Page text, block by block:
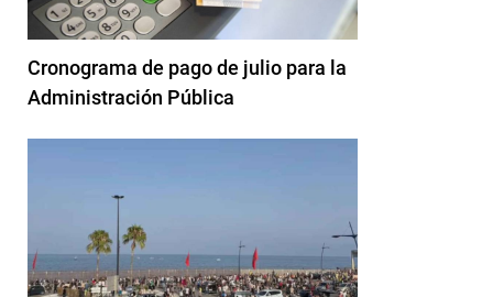
Cronograma de pago de julio para la
Administración Pública